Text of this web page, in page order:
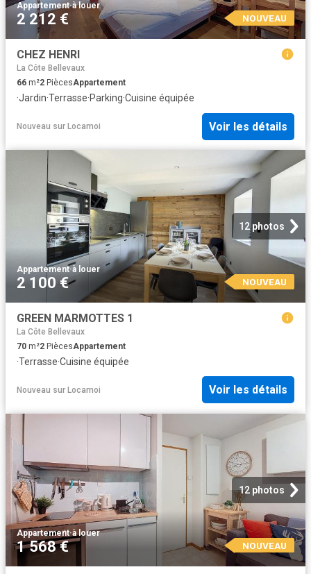
Appartement·à louer
2 212 € NOUVEAU
CHEZ HENRI
La Côte Bellevaux
66 m²2 PiècesAppartement
·Jardin·Terrasse·Parking·Cuisine équipée
Nouveau sur Locamoi Voir les détails
12 photos
Appartement·à louer
2 100 € NOUVEAU
GREEN MARMOTTES 1
La Côte Bellevaux
70 m²2 PiècesAppartement
·Terrasse·Cuisine équipée
Nouveau sur Locamoi Voir les détails
12 photos
Appartement·à louer
1 568 € NOUVEAU